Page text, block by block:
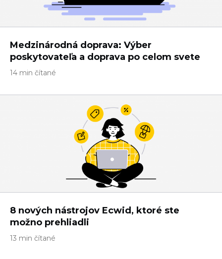
Medzinárodná doprava: Výber
poskytovateľa a doprava po celom svete
14 min čítané
8 nových nástrojov Ecwid, ktoré ste
možno prehliadli
13 min čítané